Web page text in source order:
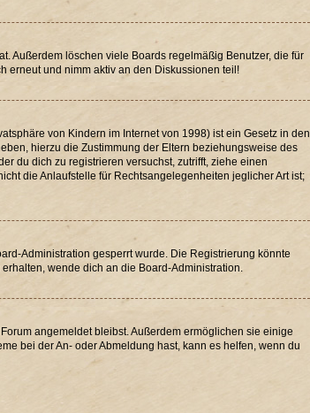
Außerdem löschen viele Boards regelmäßig Benutzer, die für
erneut und nimm aktiv an den Diskussionen teil!
von Kindern im Internet von 1998) ist ein Gesetz in den
hierzu die Zustimmung der Eltern beziehungsweise des
du dich zu registrieren versuchst, zutrifft, ziehe einen
die Anlaufstelle für Rechtsangelegenheiten jeglicher Art ist;
Administration gesperrt wurde. Die Registrierung könnte
wende dich an die Board-Administration.
angemeldet bleibst. Außerdem ermöglichen sie einige
bei der An- oder Abmeldung hast, kann es helfen, wenn du